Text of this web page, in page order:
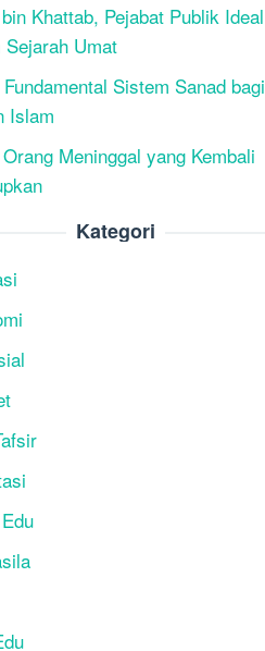
Khattab, Pejabat Publik Ideal
Sejarah Umat
Fundamental Sistem Sanad bagi
Islam
Meninggal yang Kembali
Kategori